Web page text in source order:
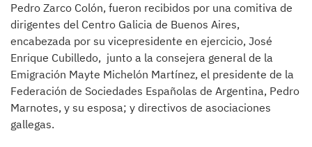
Pedro Zarco Colón, fueron recibidos por una comitiva de
dirigentes del Centro Galicia de Buenos Aires,
encabezada por su vicepresidente en ejercicio, José
Enrique Cubilledo, junto a la consejera general de la
Emigración Mayte Michelón Martínez, el presidente de la
Federación de Sociedades Españolas de Argentina, Pedro
Marnotes, y su esposa; y directivos de asociaciones
gallegas.